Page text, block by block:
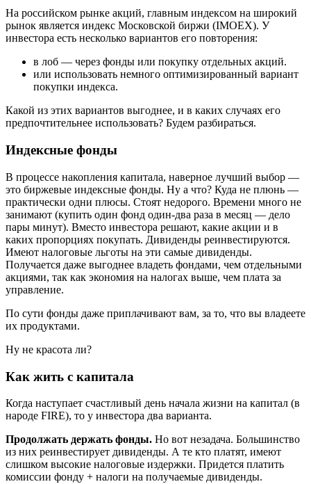
На российском рынке акций, главным индексом на широкий
рынок является индекс Московской биржи (IMOEX). У
инвестора есть несколько вариантов его повторения:
в лоб — через фонды или покупку отдельных акций.
или использовать немного оптимизированный вариант
покупки индекса.
Какой из этих вариантов выгоднее, и в каких случаях его
предпочтительнее использовать? Будем разбираться.
Индексные фонды
В процессе накопления капитала, наверное лучший выбор —
это биржевые индексные фонды. Ну а что? Куда не плюнь —
практически одни плюсы. Стоят недорого. Времени много не
занимают (купить один фонд один-два раза в месяц — дело
пары минут). Вместо инвестора решают, какие акции и в
каких пропорциях покупать. Дивиденды реинвестируются.
Имеют налоговые льготы на эти самые дивиденды.
Получается даже выгоднее владеть фондами, чем отдельными
акциями, так как экономия на налогах выше, чем плата за
управление.
По сути фонды даже приплачивают вам, за то, что вы владеете
их продуктами.
Ну не красота ли?
Как жить с капитала
Когда наступает счастливый день начала жизни на капитал (в
народе FIRE), то у инвестора два варианта.
Продолжать держать фонды. Но вот незадача. Большинство
из них реинвестирует дивиденды. А те кто платят, имеют
слишком высокие налоговые издержки. Придется платить
комиссии фонду + налоги на получаемые дивиденды.